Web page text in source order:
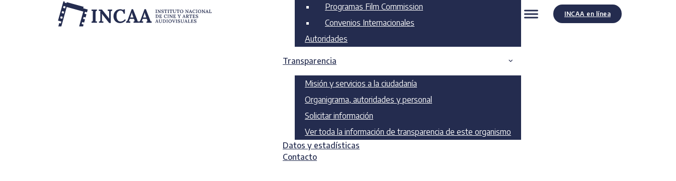
Programas Film Commission
Convenios Internacionales
Autoridades
Transparencia
Misión y servicios a la ciudadanía
Organigrama, autoridades y personal
Solicitar información
Ver toda la información de transparencia de este organismo
Datos y estadísticas
Contacto
INCAA en línea